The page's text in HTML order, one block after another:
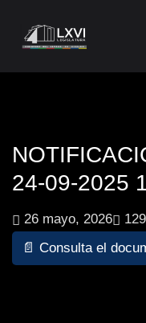
24-09-2025
26 mayo, 2026
129
📄 Consulta el